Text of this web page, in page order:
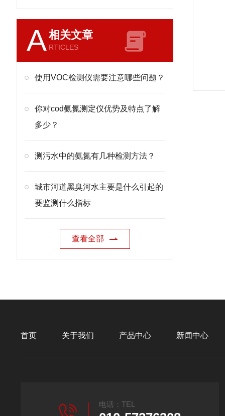
A相关文章
RTICLES
使用VOC检测仪需要注意哪些问题？
你对cod氨氮测定仪优势及特点了解
多少？
测污水中的氨氮有几种检测方法？
城市河道黑臭河水主要是什么引起的
要监测什么指标
查看全部
首页 关于我们 产品中心 新闻中心
电话：TEL